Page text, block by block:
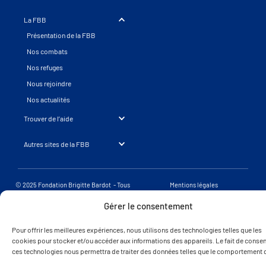
Gérer le consentement
Pour offrir les meilleures expériences, nous utilisons des technologies telles que les
cookies pour stocker et/ou accéder aux informations des appareils. Le fait de
ces technologies nous permettra de traiter des données telles que le comportement
La FBB
Présentation de la FBB
Nos combats
Nos refuges
Nous rejoindre
Nos actualités
Trouver de l’aide
Autres sites de la FBB
© 2025 Fondation Brigitte Bardot - Tous
droits réservés
Une réalisation SearchBooster.fr
Mentions légales